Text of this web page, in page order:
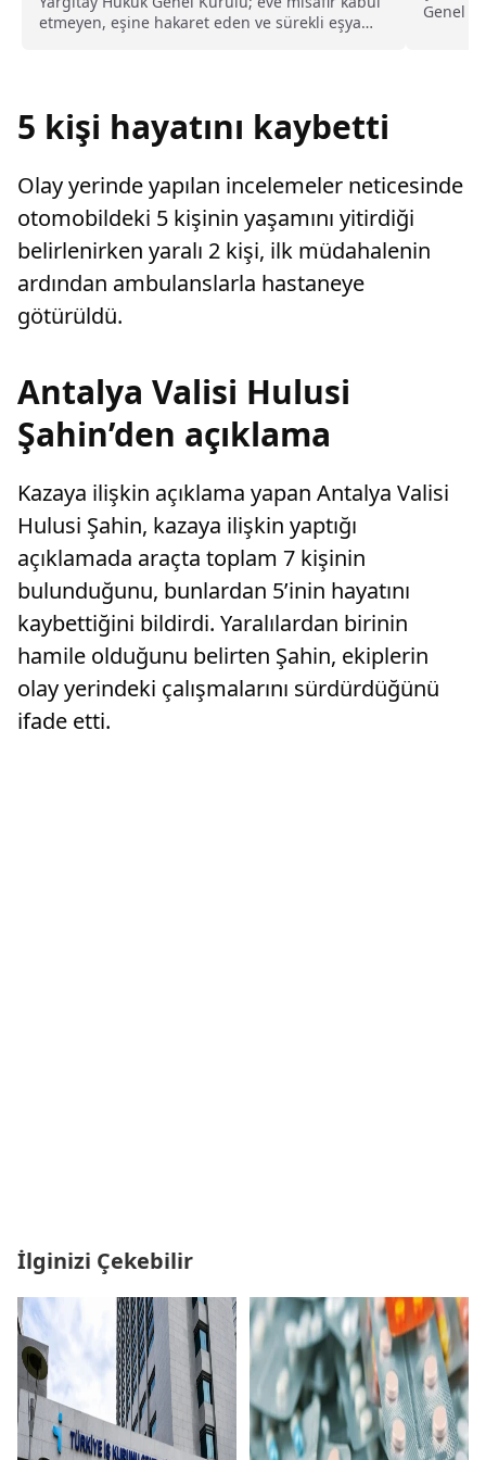
etmeyen, eşine hakaret eden ve sürekli eşya
Genel
5 kişi hayatını kaybetti
Olay yerinde yapılan incelemeler neticesinde
otomobildeki 5 kişinin yaşamını yitirdiği
belirlenirken yaralı 2 kişi, ilk müdahalenin
ardından ambulanslarla hastaneye
götürüldü.
Antalya Valisi Hulusi
Şahin’den açıklama
Kazaya ilişkin açıklama yapan Antalya Valisi
Hulusi Şahin, kazaya ilişkin yaptığı
açıklamada araçta toplam 7 kişinin
bulunduğunu, bunlardan 5’inin hayatını
kaybettiğini bildirdi. Yaralılardan birinin
hamile olduğunu belirten Şahin, ekiplerin
olay yerindeki çalışmalarını sürdürdüğünü
ifade etti.
İlginizi Çekebilir